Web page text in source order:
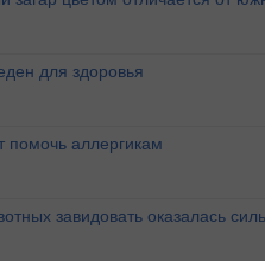
для здоровья
помочь аллергикам
завидовать оказалась